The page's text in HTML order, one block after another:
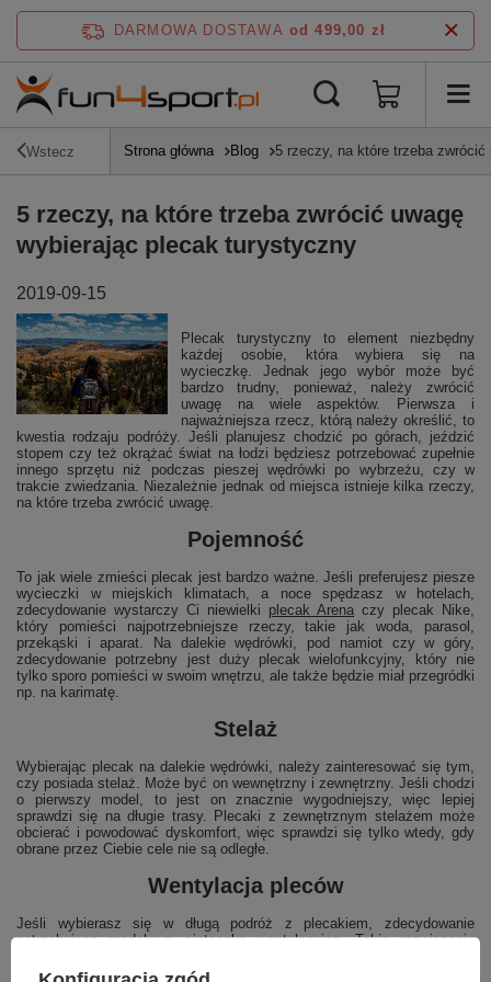
DARMOWA DOSTAWA od 499,00 zł
Wstecz Strona główna Blog 5 rzeczy, na które trzeba
5 rzeczy, na które trzeba zwrócić uwagę
wybierając plecak turystyczny
2019-09-15
Plecak turystyczny to element niezbędny
każdej osobie, która wybiera się na
wycieczkę. Jednak jego wybór może być
bardzo trudny, ponieważ, należy zwrócić
uwagę na wiele aspektów. Pierwsza i
najważniejsza rzecz, którą należy określić, to
kwestia rodzaju podróży. Jeśli planujesz chodzić po górach, jeździć
stopem czy też okrążać świat na łodzi będziesz potrzebować zupełnie
innego sprzętu niż podczas pieszej wędrówki po wybrzeżu, czy w
trakcie zwiedzania. Niezależnie jednak od miejsca istnieje kilka rzeczy,
na które trzeba zwrócić uwagę.
Pojemność
To jak wiele zmieści plecak jest bardzo ważne. Jeśli preferujesz piesze
wycieczki w miejskich klimatach, a noce spędzasz w hotelach,
zdecydowanie wystarczy Ci niewielki plecak Arena czy plecak Nike,
który pomieści najpotrzebniejsze rzeczy, takie jak woda, parasol,
przekąski i aparat. Na dalekie wędrówki, pod namiot czy w góry,
zdecydowanie potrzebny jest duży plecak wielofunkcyjny, który nie
tylko sporo pomieści w swoim wnętrzu, ale także będzie miał przegródki
np. na karimatę.
Stelaż
Wybierając plecak na dalekie wędrówki, należy zainteresować się tym,
czy posiada stelaż. Może być on wewnętrzny i zewnętrzny. Jeśli chodzi
o pierwszy model, to jest on znacznie wygodniejszy, więc lepiej
sprawdzi się na długie trasy. Plecaki z zewnętrznym stelażem może
obcierać i powodować dyskomfort, więc sprawdzi się tylko wtedy, gdy
obrane przez Ciebie cele nie są odległe.
Wentylacja pleców
Jeśli wybierasz się w długą podróż z plecakiem, zdecydowanie
potrzebujesz modelu z siateczką wentylacyjną. Takie rozwiązanie
obciążonym przez plecak obszarze. Oczywiście nie zapobiegnie to